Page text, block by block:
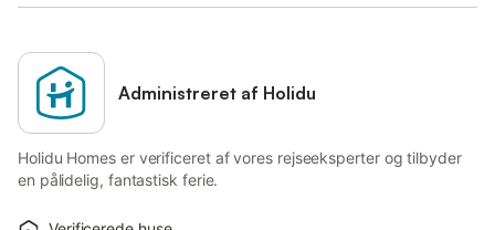
Administreret af Holidu
Holidu Homes er verificeret af vores rejseeksperter og tilbyder
en pålidelig, fantastisk ferie.